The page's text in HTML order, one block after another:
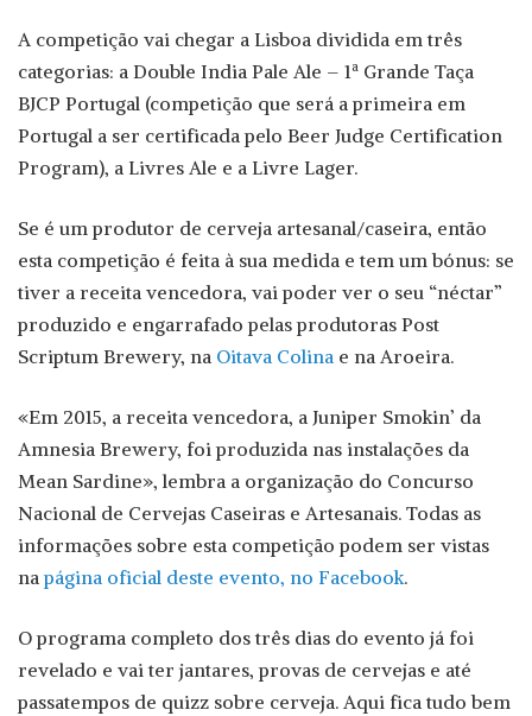
A competição vai chegar a Lisboa dividida em três
categorias: a Double India Pale Ale – 1ª Grande Taça
BJCP Portugal (competição que será a primeira em
Portugal a ser certificada pelo Beer Judge Certification
Program), a Livres Ale e a Livre Lager.
Se é um produtor de cerveja artesanal/caseira, então
esta competição é feita à sua medida e tem um bónus: se
tiver a receita vencedora, vai poder ver o seu “néctar”
produzido e engarrafado pelas produtoras Post
Scriptum Brewery, na Oitava Colina e na Aroeira.
«Em 2015, a receita vencedora, a Juniper Smokin’ da
Amnesia Brewery, foi produzida nas instalações da
Mean Sardine», lembra a organização do Concurso
Nacional de Cervejas Caseiras e Artesanais. Todas as
informações sobre esta competição podem ser vistas
napágina oficial deste evento, no Facebook.
O programa completo dos três dias do evento já foi
revelado e vai ter jantares, provas de cervejas e até
passatempos de quizz sobre cerveja. Aqui fica tudo bem